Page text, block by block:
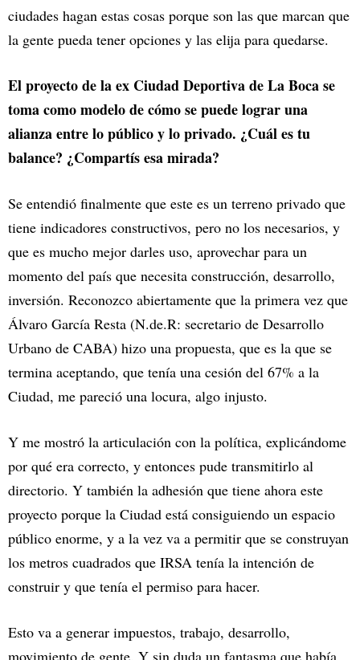
ciudades hagan estas cosas porque son las que marcan que
la gente pueda tener opciones y las elija para quedarse.
El proyecto de la ex Ciudad Deportiva de La Boca se
toma como modelo de cómo se puede lograr una
alianza entre lo público y lo privado. ¿Cuál es tu
balance? ¿Compartís esa mirada?
Se entendió finalmente que este es un terreno privado que
tiene indicadores constructivos, pero no los necesarios, y
que es mucho mejor darles uso, aprovechar para un
momento del país que necesita construcción, desarrollo,
inversión. Reconozco abiertamente que la primera vez que
Álvaro García Resta (N.de.R: secretario de Desarrollo
Urbano de CABA) hizo una propuesta, que es la que se
termina aceptando, que tenía una cesión del 67% a la
Ciudad, me pareció una locura, algo injusto.
Y me mostró la articulación con la política, explicándome
por qué era correcto, y entonces pude transmitirlo al
directorio. Y también la adhesión que tiene ahora este
proyecto porque la Ciudad está consiguiendo un espacio
público enorme, y a la vez va a permitir que se construyan
los metros cuadrados que IRSA tenía la intención de
construir y que tenía el permiso para hacer.
Esto va a generar impuestos, trabajo, desarrollo,